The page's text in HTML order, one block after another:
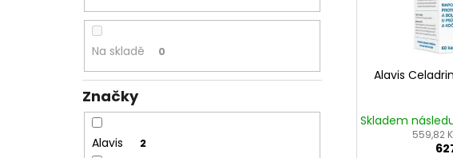
Na skladě 0
Značky
Alavis 2
ů
k
Alavis
Skladem
559,82